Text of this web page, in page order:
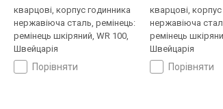
кварцові, корпус годинника
нержавіюча сталь, ремінець:
ремінець шкіряний, WR 100,
Швейцарія
порівняти
кварцові,
нержавіюча
ремінець
Швейцарія
порівняти